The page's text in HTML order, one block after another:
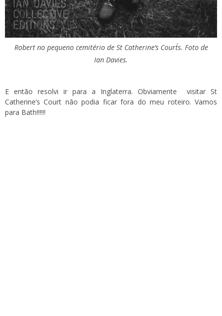
Robert no pequeno cemitério de St Catherine’s Court´s. Foto de
Ian Davies.
E então resolvi ir para a Inglaterra. Obviamente visitar St
Catherine’s Court não podia ficar fora do meu roteiro. Vamos
para Bath!!!!!!